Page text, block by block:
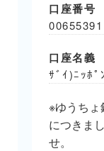
口座番号
00655391
口座名義
ｻﾞｲ)ﾆｯﾎﾟ
※ゆうち
につきま
せ。